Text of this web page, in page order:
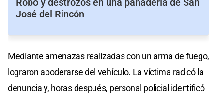
José del Rincón
Mediante amenazas realizadas con un arma de fuego,
lograron apoderarse del vehículo. La víctima radicó la
denuncia y, horas después, personal policial identificó